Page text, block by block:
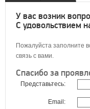
У вас возник
С удовольствием
Пожалуйста заполните
связь с вами.
Спасибо за
Представьтесь:
Email: